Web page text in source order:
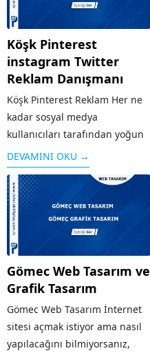
Köşk Pinterest
instagram Twitter
Reklam Danışmanı
Köşk Pinterest Reklam Her ne
kadar sosyal medya
kullanıcıları tarafından yoğun
bir şekilde kullanılmasa da
özellikle grafik / görsel
aramaları için sık kullanılan bir
platform olan Pinterest’te yer
almak işletmenizi öne
çıkaracaktır. Özellikle
Pinterest’in kitlesine...
DEVAMINI OKU →
Gömec Web Tasarım ve
Grafik Tasarım
Gömec Web Tasarım İnternet
sitesi açmak istiyor ama nasıl
yapılacağını bilmiyorsanız,